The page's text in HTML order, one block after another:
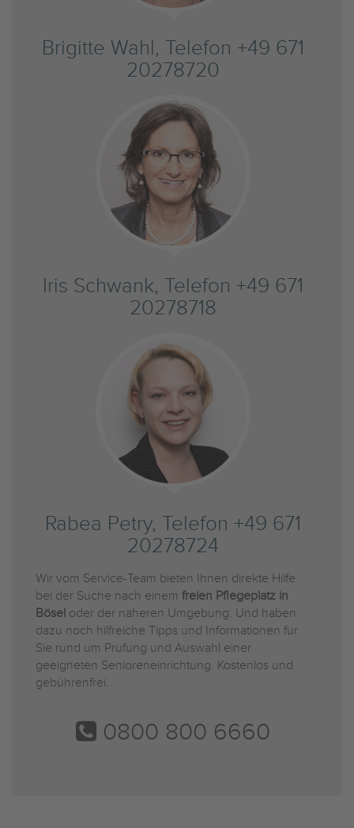
Brigitte Wahl, Telefon +49 671
20278720
Iris Schwank, Telefon +49 671
20278718
Rabea Petry, Telefon +49 671
20278724
Wir vom Service-Team bieten Ihnen direkte Hilfe
bei der Suche nach einem freien Pflegeplatz in
Bösel oder der näheren Umgebung. Und haben
dazu noch hilfreiche Tipps und Informationen für
Sie rund um Prüfung und Auswahl einer
geeigneten Senioreneinrichtung. Kostenlos und
gebührenfrei.
0800 800 6660